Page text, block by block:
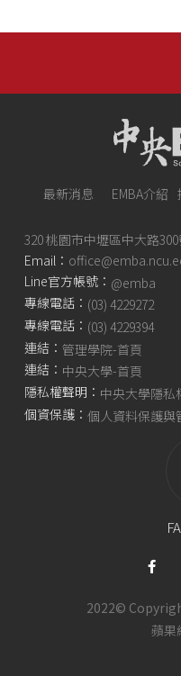
2022©
蘋果
最新消息 EMBA介紹
320 桃園市中壢區中大路
Email：
Line官方帳號： @emba
專線電話： (03) 4229272
專線電話： (03) 4229394
連結： 管理學院-首頁
連結： 中央大學-首頁
隱私權聲明： 中央大學隱私
個資保護： 個人資料保護與